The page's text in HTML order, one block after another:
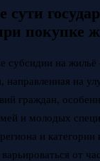
сути
покупке
субсидии на
направленная на
граждан,
и молодых
и категории
от